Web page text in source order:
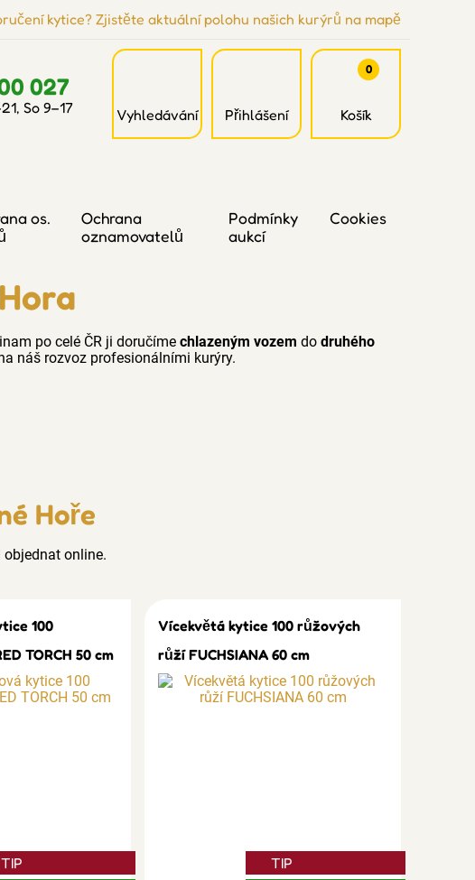
kytice? Zjistěte aktuální polohu našich kurýrů na mapě
027
So 9–17 Vyhledávání Přihlášení
0
Košík
os.
Ochrana
oznamovatelů
Podmínky
aukcí
Cookies
po celé ČR ji doručíme chlazeným vozem do druhého
náš rozvoz profesionálními kurýry.
Hoře
objednat online.
100
TORCH 50 cm
TIP
Vícekvětá kytice 100 růžových
růží FUCHSIANA 60 cm
TIP